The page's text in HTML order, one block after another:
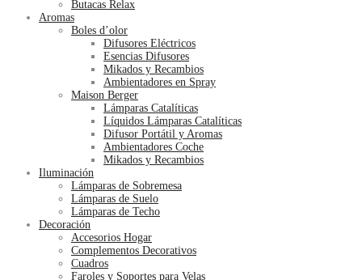
Butacas Relax
Aromas
Boles d’olor
Difusores Eléctricos
Esencias Difusores
Mikados y Recambios
Ambientadores en Spray
Maison Berger
Lámparas Catalíticas
Líquidos Lámparas Catalíticas
Difusor Portátil y Aromas
Ambientadores Coche
Mikados y Recambios
Iluminación
Lámparas de Sobremesa
Lámparas de Suelo
Lámparas de Techo
Decoración
Accesorios Hogar
Complementos Decorativos
Cuadros
Faroles y Soportes para Velas